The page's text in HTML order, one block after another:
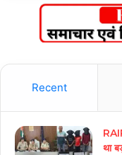
Recent
था